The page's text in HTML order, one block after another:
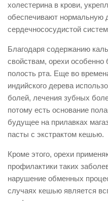
холестерина в крови,
обеспечивают нормальную
сердечнососудистой
Благодаря содержанию
свойствам, орехи особенно
полость рта. Еще во
индийского дерева
болей, лечения зубных
потому есть основание
будущее на прилавках
пасты с экстрактом кешью.
Кроме этого, орехи
профилактики таких
нарушение обменных
случаях кешью является